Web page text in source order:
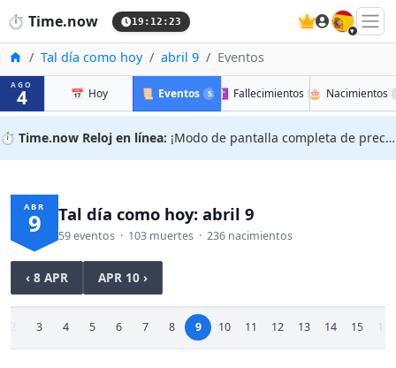
⏱️ Time.now 19:12:23 🇪🇸
InicioTal día como hoy abril 9 Eventos
AGO
4 📅 Hoy 📜 Eventos 59 ✝️ Fallecimientos 103
🎂 Nacimientos
⏱️ Time.now Reloj en línea: ¡Modo de pantalla completa de precisión!
ABR
9 Tal día como hoy: abril 9
59 eventos · 103 muertes · 236 nacimientos
‹ 8 APR APR 10 ›
2 3 4 5 6 7 8 9 10 11 12 13 14 15 16